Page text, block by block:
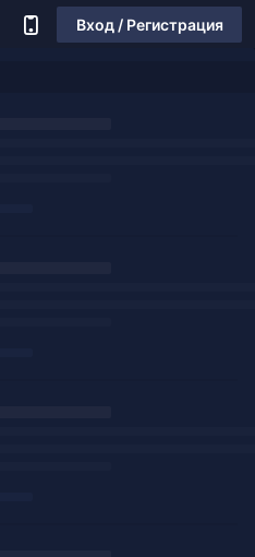
Вход / Регистрация